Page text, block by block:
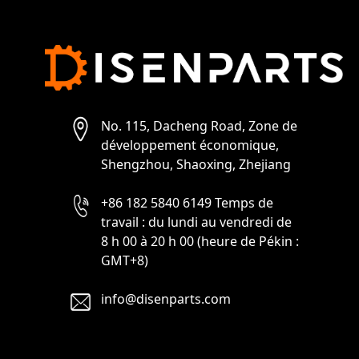
No. 115, Dacheng Road, Zone de
développement économique,
Shengzhou, Shaoxing, Zhejiang
+86 182 5840 6149 Temps de
travail : du lundi au vendredi de
8 h 00 à 20 h 00 (heure de Pékin :
GMT+8)
info@disenparts.com